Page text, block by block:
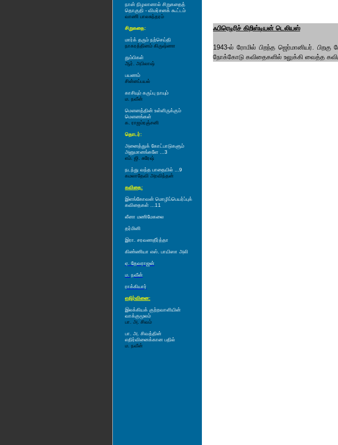
நான் நிழலானால் சிறுகதைத்
தொகுதி - விமர்சனக் கூட்டம்
வாணி பாலசுந்தரம்
சிறுகதை:
மார்க் தரும் நற்செய்தி
நாகரத்தினம் கிருஷ்ணா
தும்பிகள்
ஆர். அபிலாஷ்
பயணம்
சின்னப்பயல்
காசியும் கருப்பு நாயும்
ம. நவீன்
மௌனத்தின் உள்ளிருக்கும்
மௌனங்கள்
க. ராஜம்ரஞ்சனி
தொடர்:
அனைத்துக் கோட்பாடுகளும்
அனுமானங்களே ...3
எம். ஜி. சுரேஷ்
நடந்து வந்த பாதையில் ...9
க‌ம‌லாதேவி அர‌விந்த‌ன்
கவிதை:
இளங்கோவன் மொழிப்பெயர்ப்புக்
கவிதைகள் ...11
லீனா மணிமேகலை
தர்மினி
இரா. சரவணதீர்த்தா
கிண்ணியா எஸ். பாயிஸா அலி
ஏ. தேவராஜன்
ம. நவீன்
ராக்கியார்
எதிர்வினை:
இலக்கியக் குற்றவாளியின்
வாக்குமூலம்
பா. அ. சிவம்
பா. அ. சிவத்தின்
எதிர்வினைக்கான பதில்
ம. நவீன்
ஃபிரெடிரிச் கிறிஸ்டியன் டெலியஸ்
1943-ல் ரோமில் பிறந்த ஜெர்மானியர்.
நோக்கோடு கவிதைகளில் உலுக்கி வைத்த